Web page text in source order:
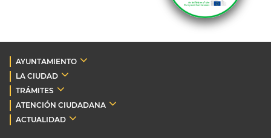
AYUNTAMIENTO
LA CIUDAD
TRÁMITES
ATENCIÓN CIUDADANA
ACTUALIDAD